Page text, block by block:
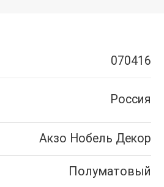
070416
Россия
Акзо Нобель Декор
Полуматовый